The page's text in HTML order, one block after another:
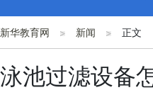
新华教育网 新闻 正文
泳池过滤设备